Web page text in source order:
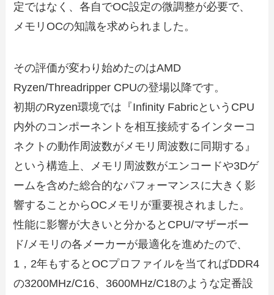
定ではなく、各自でOC設定の微調整が必要で、
メモリOCの知識を求められました。
その評価が変わり始めたのはAMD
Ryzen/Threadripper CPUの登場以降です。
初期のRyzen環境では『Infinity FabricというCPU
内外のコンポーネントを相互接続するインターコ
ネクトの動作周波数がメモリ周波数に同期する』
という構造上、メモリ周波数がエンコードや3Dゲ
ームを含めた総合的なパフォーマンスに大きく影
響することからOCメモリが重要視されました。
性能に影響が大きいと分かるとCPU/マザーボー
ド/メモリの各メーカーが最適化を進めたので、
1，2年もするとOCプロファイルを当てればDDR4
の3200MHz/C16、3600MHz/C18のような定番設